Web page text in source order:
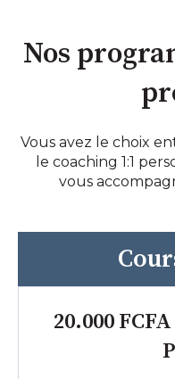
Nos
Vous avez le choix
le coaching 1:1
vous
20.000